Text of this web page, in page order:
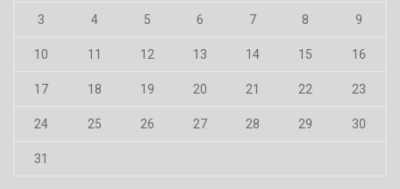
3 4 5 6 7 8 9
10 11 12 13 14 15 16
17 18 19 20 21 22 23
24 25 26 27 28 29 30
31